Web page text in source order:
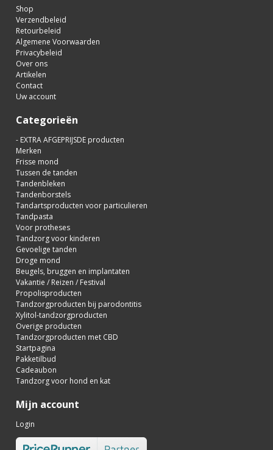
Shop
Verzendbeleid
Retourbeleid
Algemene Voorwaarden
Privacybeleid
Over ons
Artikelen
Contact
Uw account
Categorieën
- EXTRA AFGEPRIJSDE producten
Merken
Frisse mond
Tussen de tanden
Tandenbleken
Tandenborstels
Tandartsproducten voor particulieren
Tandpasta
Voor protheses
Tandzorg voor kinderen
Gevoelige tanden
Droge mond
Beugels, bruggen en implantaten
Vakantie / Reizen / Festival
Propolisproducten
Tandzorgproducten bij parodontitis
Xylitol-tandzorgproducten
Overige producten
Tandzorgproducten met CBD
Startpagina
Pakketilbud
Cadeaubon
Tandzorg voor hond en kat
Mijn account
Login